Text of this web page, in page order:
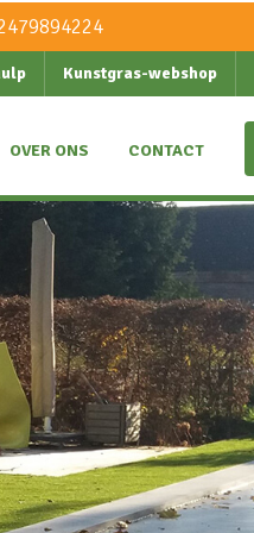
Kunstgras-webshop
OVER ONS CONTACT